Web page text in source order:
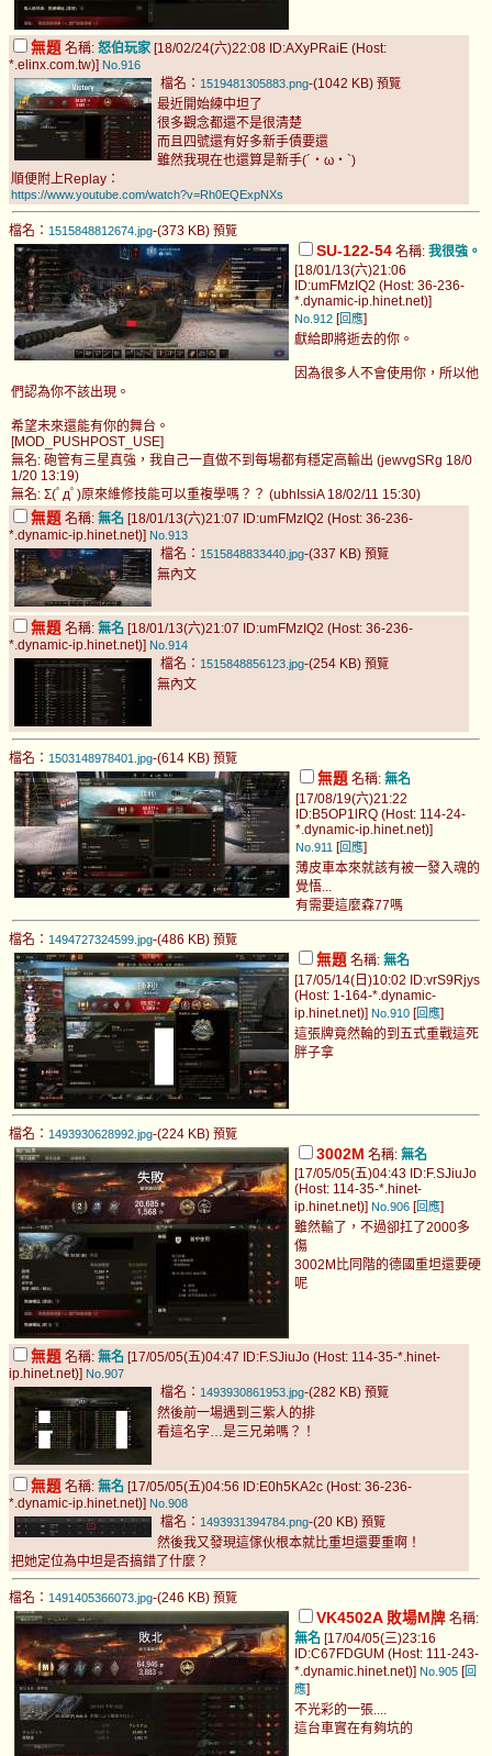
無題 名稱: 怒伯玩家 [18/02/24(六)22:08 ID:AXyPRaiE (Host:
*.elinx.com.tw)] No.916
檔名： 1519481305883.png-(1042 KB) 預覽
最近開始練中坦了
很多觀念都還不是很清楚
而且四號還有好多新手債要還
雖然我現在也還算是新手(´・ω・`)
順便附上Replay：
https://www.youtube.com/watch?v=Rh0EQExpNXs
檔名： 1515848812674.jpg-(373 KB) 預覽
SU-122-54 名稱: 我很強。
[18/01/13(六)21:06
ID:umFMzIQ2 (Host: 36-236-
*.dynamic-ip.hinet.net)]
No.912 [回應]
獻給即將逝去的你。
因為很多人不會使用你，所以他
們認為你不該出現。
希望未來還能有你的舞台。
[MOD_PUSHPOST_USE]
無名: 砲管有三星真強，我自己一直做不到每場都有穩定高輸出 (jewvgSRg 18/0
1/20 13:19)
無名: Σ(ﾟдﾟ)原來維修技能可以重複學嗎？？ (ubhIssiA 18/02/11 15:30)
無題 名稱: 無名 [18/01/13(六)21:07 ID:umFMzIQ2 (Host: 36-236-
*.dynamic-ip.hinet.net)] No.913
檔名： 1515848833440.jpg-(337 KB) 預覽
無內文
無題 名稱: 無名 [18/01/13(六)21:07 ID:umFMzIQ2 (Host: 36-236-
*.dynamic-ip.hinet.net)] No.914
檔名： 1515848856123.jpg-(254 KB) 預覽
無內文
檔名： 1503148978401.jpg-(614 KB) 預覽
無題 名稱: 無名
[17/08/19(六)21:22
ID:B5OP1lRQ (Host: 114-24-
*.dynamic-ip.hinet.net)]
No.911 [ 回應]
薄皮車本來就該有被一發入魂的
覺悟...
有需要這麼森77嗎
檔名： 1494727324599.jpg-(486 KB) 預覽
無題 名稱: 無名
[17/05/14(日)10:02 ID:vrS9Rjys
(Host: 1-164-*.dynamic-
ip.hinet.net)] No.910 [ 回應]
這張牌竟然輪的到五式重戰這死
胖子拿
檔名： 1493930628992.jpg-(224 KB) 預覽
3002M 名稱: 無名
[17/05/05(五)04:43 ID:F.SJiuJo
(Host: 114-35-*.hinet-
ip.hinet.net)] No.906 [ 回應]
雖然輸了，不過卻扛了2000多
傷
3002M比同階的德國重坦還要硬
呢
無題 名稱: 無名 [17/05/05(五)04:47 ID:F.SJiuJo (Host: 114-35-*.hinet-
ip.hinet.net)] No.907
檔名： 1493930861953.jpg-(282 KB) 預覽
然後前一場遇到三紫人的排
看這名字…是三兄弟嗎？！
無題 名稱: 無名 [17/05/05(五)04:56 ID:E0h5KA2c (Host: 36-236-
*.dynamic-ip.hinet.net)] No.908
檔名： 1493931394784.png-(20 KB) 預覽
然後我又發現這傢伙根本就比重坦還要重啊！
把她定位為中坦是否搞錯了什麼？
檔名： 1491405366073.jpg-(246 KB) 預覽
VK4502A 敗場M牌 名稱:
無名 [17/04/05(三)23:16
ID:C67FDGUM (Host: 111-243-
*.dynamic.hinet.net)] No.905 [回
應]
不光彩的一張....
這台車實在有夠坑的